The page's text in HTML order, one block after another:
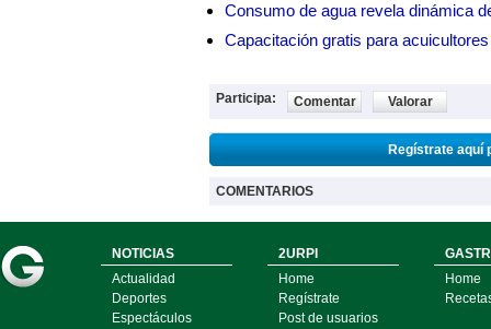
Consumo de agua revela dinámica
Capacitación gratis para
Participa: Comentar Valorar
Regístrate aquí
COMENTARIOS
NOTICIAS
Actualidad
Deportes
Espectáculos
2URPI
Home
Regístrate
Post de usuarios
Home